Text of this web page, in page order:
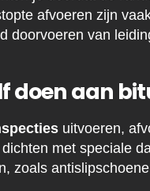
afvoeren zijn
doorvoeren van
doen aan
uitvoeren,
met speciale
zoals